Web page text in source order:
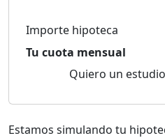
Importe hipoteca
Tu cuota mensual
Quiero un
Estamos simulando tu